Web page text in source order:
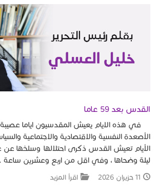
القدس بعد 59 عاما
في هذه الايام يعيش المقدسيون اياما
الأصعدة النفسية والاقتصادية والاجتماعية
الأيام تعيش القدس ذكرى احتلالها وسلخها عن
ليلة وضحاها ، وفي اقل من اربع وعشرين ساعة
11 حزيران 2026 اقرأ المزيد